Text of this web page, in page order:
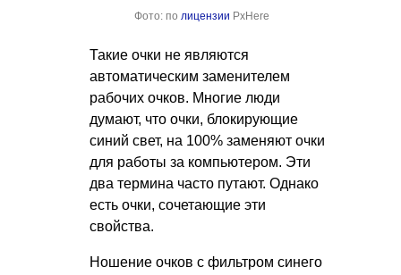
Фото: по лицензии PxHere
Такие очки не являются
автоматическим заменителем
рабочих очков. Многие люди
думают, что очки, блокирующие
синий свет, на 100% заменяют очки
для работы за компьютером. Эти
два термина часто путают. Однако
есть очки, сочетающие эти
свойства.
Ношение очков с фильтром синего